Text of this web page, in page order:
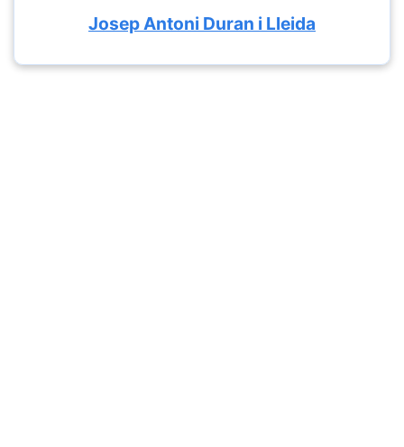
Josep Antoni Duran i Lleida